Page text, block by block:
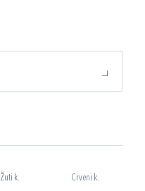
Žuti k. Crveni k.